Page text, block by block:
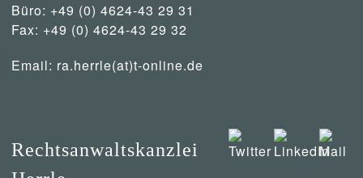
Büro: +49 (0) 4624-43 29 31
Fax: +49 (0) 4624-43 29 32
Email: ra.herrle(at)t-online.de
Rechtsanwaltskanzlei